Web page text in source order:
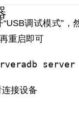
调试模式”，
重启即可
server
接设备